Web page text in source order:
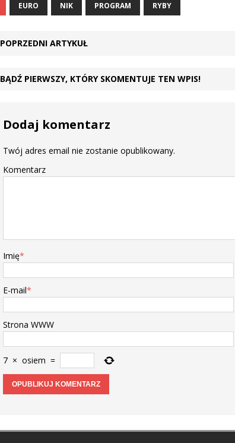
EURO NIK PROGRAM RYBY
POPRZEDNI ARTYKUŁ
BĄDŹ PIERWSZY, KTÓRY SKOMENTUJE TEN WPIS!
Dodaj komentarz
Twój adres email nie zostanie opublikowany.
Komentarz
Imię*
E-mail*
Strona WWW
7 × osiem =